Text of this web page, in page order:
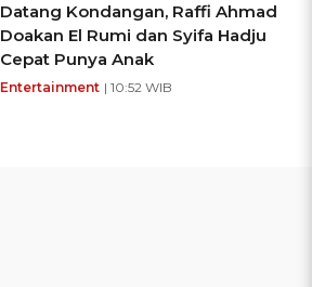
Datang Kondangan, Raffi Ahmad
Doakan El Rumi dan Syifa Hadju
Cepat Punya Anak
Entertainment | 10:52 WIB